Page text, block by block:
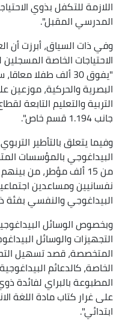
اللازمة للتكفل بذوي
المدرسي المقبل".
وفي ذات السياق، أبرزت أن
"يفوق 30 ألف طفلا
جانب 1.194 قسم خاص".
وفيما يتعلق بالتأطير
البيداغوجي بالمؤسسات
من 15 ألف مؤطر، من
نفسانيين ومساعدين
البيداغوجي والنفسي بفئة
وبخصوص الوسائل
التجهيزات والوسائل
المتخصصة، قصد تسهيل
الخاصة، كالدعائم
المطبوعة بالبراي لفائدة
على غرار كتاب مادة اللغة
ابتدائي".